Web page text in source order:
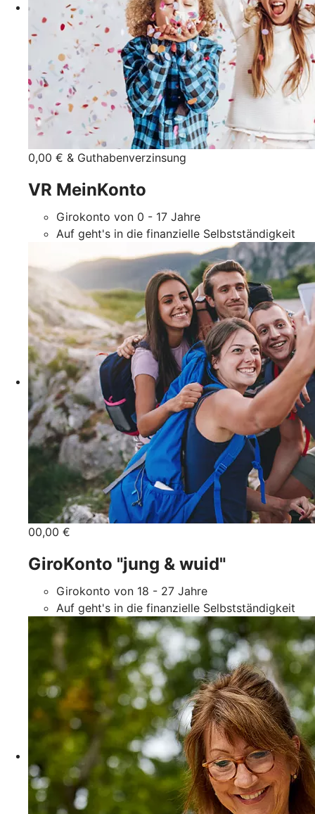
0,00 € & Guthabenverzinsung
VR MeinKonto
Girokonto von 0 - 17 Jahre
Auf geht's in die finanzielle Selbstständigkeit
00,00 €
GiroKonto "jung & wuid"
Girokonto von 18 - 27 Jahre
Auf geht's in die finanzielle Selbstständigkeit